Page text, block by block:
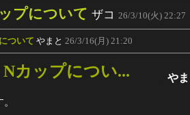
プについて ザコ 26/3/10(火) 22:27
ついて やまと 26/3/16(月) 21:20
カップについ... や